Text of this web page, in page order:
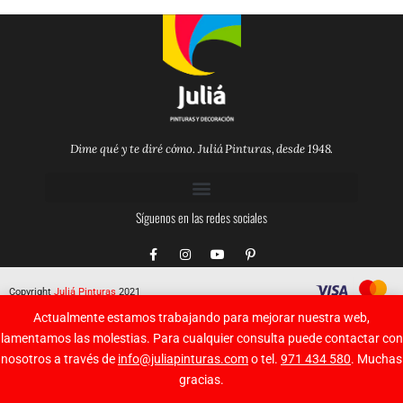
Actualmente estamos trabajando para mejorar nuestra web,
lamentamos las molestias. Para cualquier consulta puede contactar con
nosotros a través de info@juliapinturas.como tel. 971 434 580. Muchas
gracias.
Dime qué y te diré cómo. Juliá Pinturas, desde 1948.
Síguenos en las redes sociales
F
a
b
o
k
f
I
n
a
g
r
a
Y
o
u
e
P
i
e
e
s
-
Copyright Juliá Pinturas 2021